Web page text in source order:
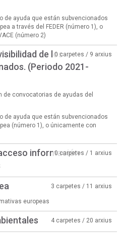
de ayuda que están subvencionados
a través del FEDER (número 1), o
(número 2)
de los
(Periodo 2021-
0 carpetes / 9 arxius
de convocatorias de ayudas del
de ayuda que están subvencionados
(número 1), o únicamente con
información0 carpetes / 1 arxius
3 carpetes / 11 arxius
europeas
4 carpetes / 20 arxius